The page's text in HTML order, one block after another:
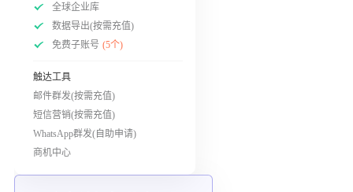
全球企业库
数据导出(按需充值)
免费子账号 (5个)
触达工具
邮件群发(按需充值)
短信营销(按需充值)
WhatsApp群发(自助申请)
商机中心